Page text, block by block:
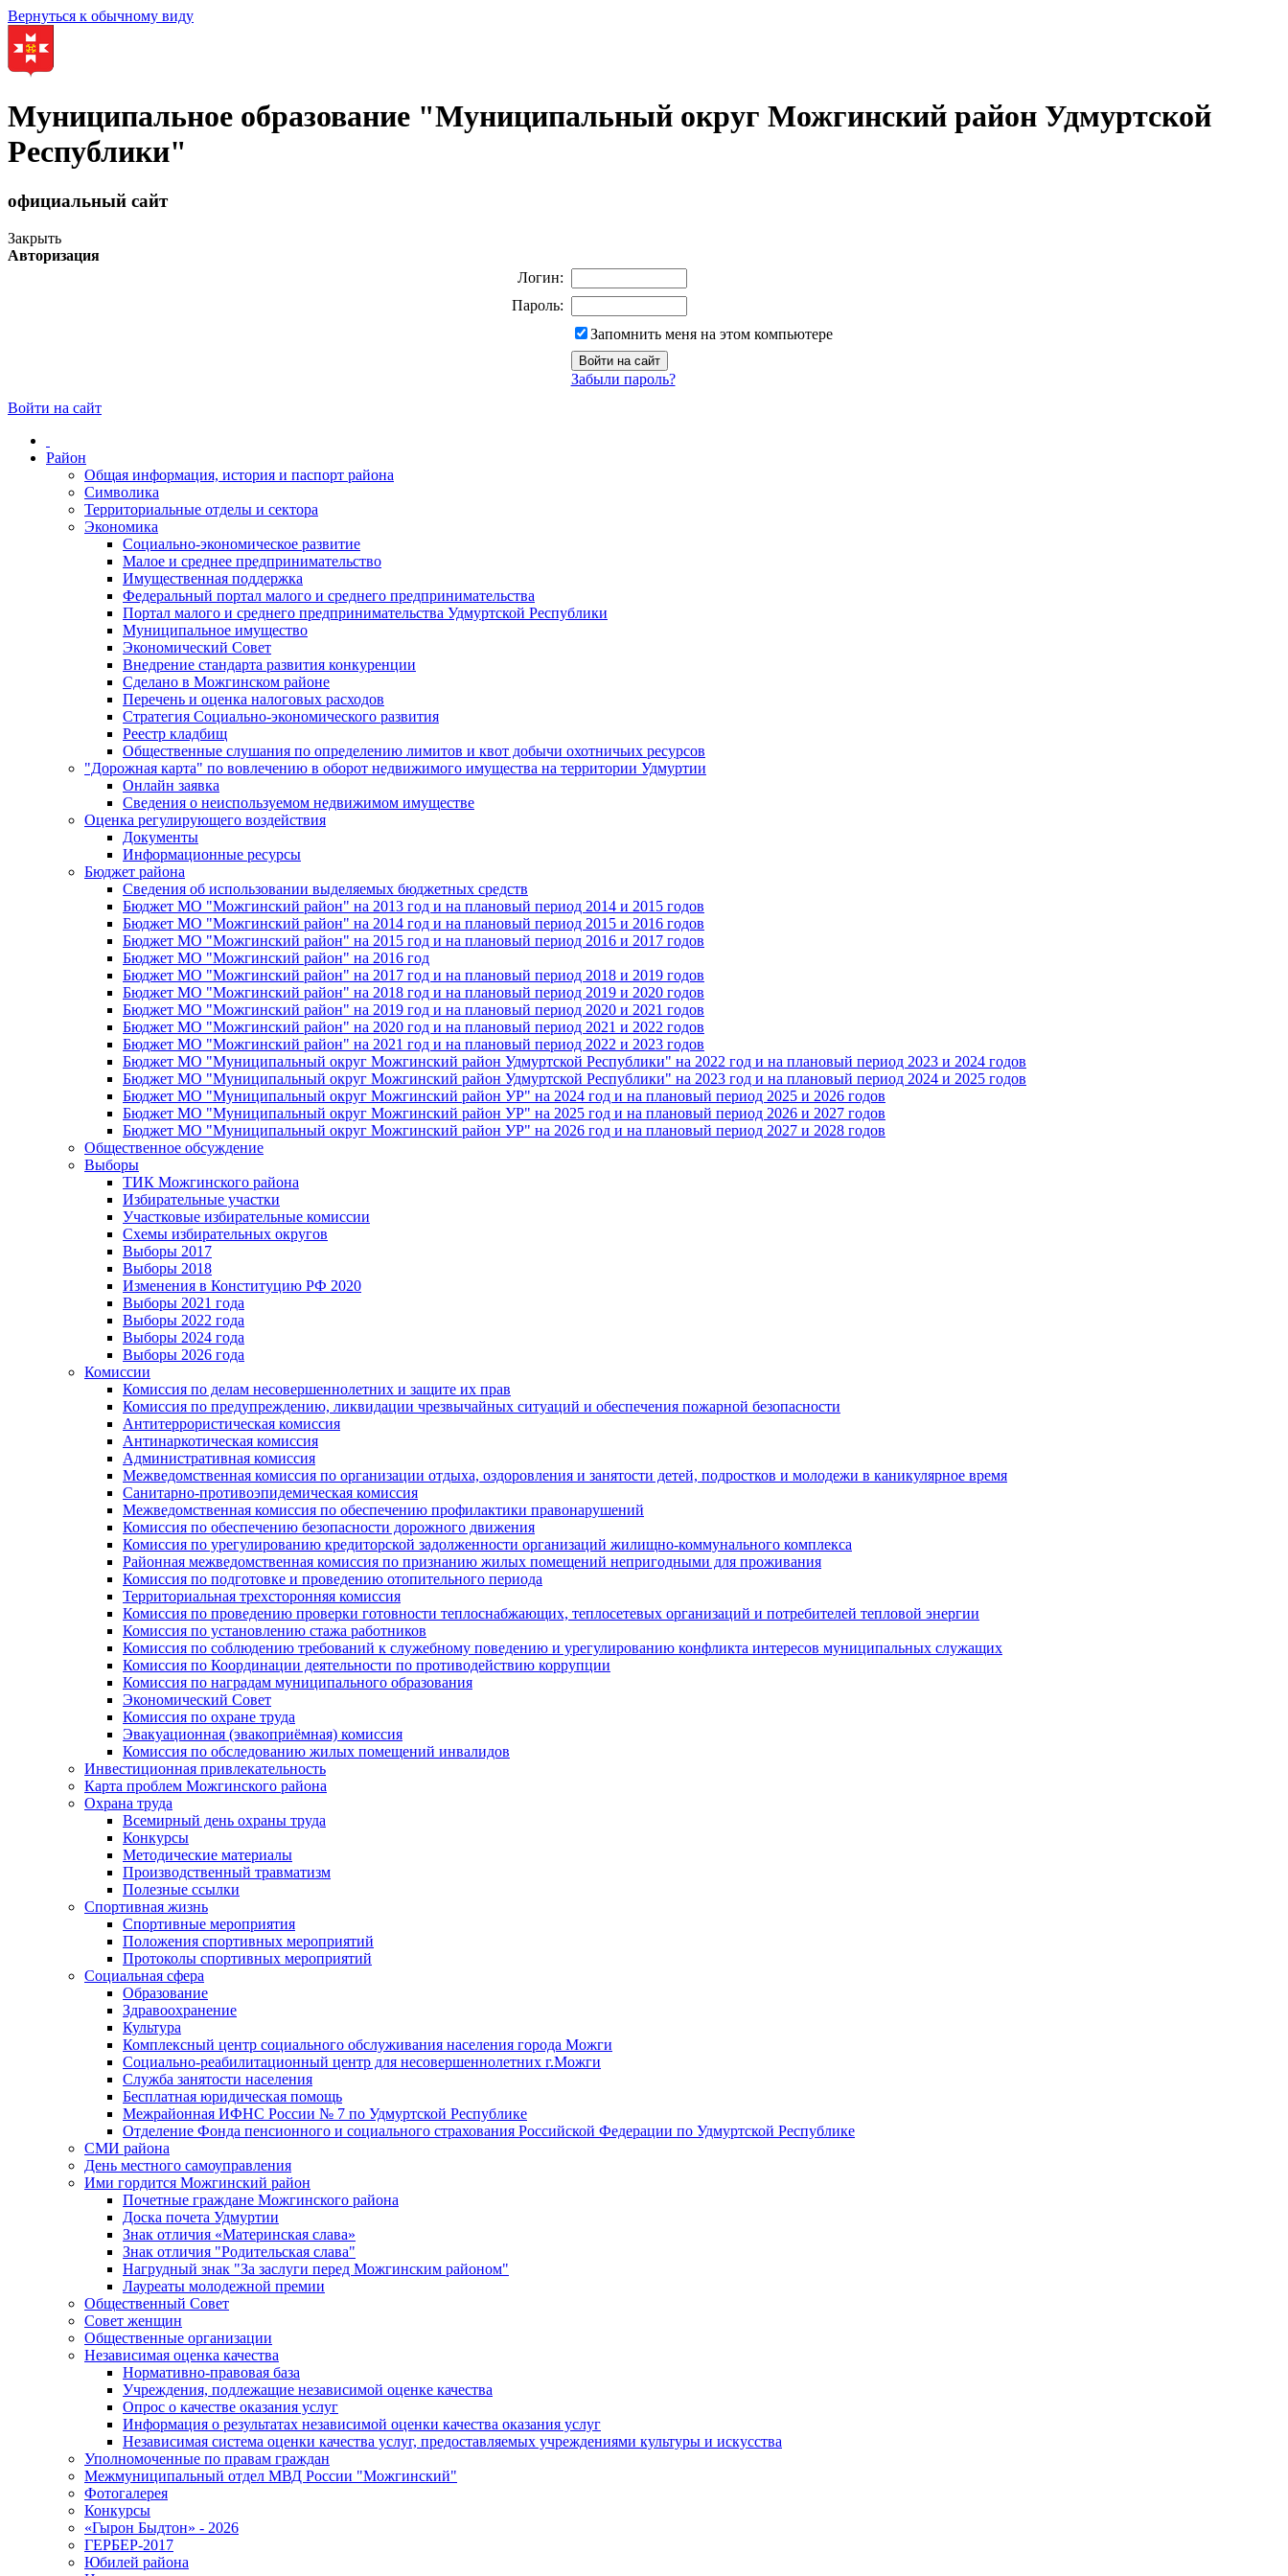
Вернуться к обычному виду
Муниципальное образование "Муниципальный округ Можгинский район Удмуртской
Республики"
официальный сайт
Закрыть
Авторизация
Логин:
Пароль:
Запомнить меня на этом компьютере
Забыли пароль?
Войти на сайт
Район
Общая информация, история и паспорт района
Символика
Территориальные отделы и сектора
Экономика
Социально-экономическое развитие
Малое и среднее предпринимательство
Имущественная поддержка
Федеральный портал малого и среднего предпринимательства
Портал малого и среднего предпринимательства Удмуртской Республики
Муниципальное имущество
Экономический Совет
Внедрение стандарта развития конкуренции
Сделано в Можгинском районе
Перечень и оценка налоговых расходов
Стратегия Социально-экономического развития
Реестр кладбищ
Общественные слушания по определению лимитов и квот добычи охотничьих ресурсов
"Дорожная карта" по вовлечению в оборот недвижимого имущества на территории Удмуртии
Онлайн заявка
Сведения о неиспользуемом недвижимом имуществе
Оценка регулирующего воздействия
Документы
Информационные ресурсы
Бюджет района
Сведения об использовании выделяемых бюджетных средств
Бюджет МО "Можгинский район" на 2013 год и на плановый период 2014 и 2015 годов
Бюджет МО "Можгинский район" на 2014 год и на плановый период 2015 и 2016 годов
Бюджет МО "Можгинский район" на 2015 год и на плановый период 2016 и 2017 годов
Бюджет МО "Можгинский район" на 2016 год
Бюджет МО "Можгинский район" на 2017 год и на плановый период 2018 и 2019 годов
Бюджет МО "Можгинский район" на 2018 год и на плановый период 2019 и 2020 годов
Бюджет МО "Можгинский район" на 2019 год и на плановый период 2020 и 2021 годов
Бюджет МО "Можгинский район" на 2020 год и на плановый период 2021 и 2022 годов
Бюджет МО "Можгинский район" на 2021 год и на плановый период 2022 и 2023 годов
Бюджет МО "Муниципальный округ Можгинский район Удмуртской Республики" на 2022 год и на плановый период 2023 и 2024 годов
Бюджет МО "Муниципальный округ Можгинский район Удмуртской Республики" на 2023 год и на плановый период 2024 и 2025 годов
Бюджет МО "Муниципальный округ Можгинский район УР" на 2024 год и на плановый период 2025 и 2026 годов
Бюджет МО "Муниципальный округ Можгинский район УР" на 2025 год и на плановый период 2026 и 2027 годов
Бюджет МО "Муниципальный округ Можгинский район УР" на 2026 год и на плановый период 2027 и 2028 годов
Общественное обсуждение
Выборы
ТИК Можгинского района
Избирательные участки
Участковые избирательные комиссии
Схемы избирательных округов
Выборы 2017
Выборы 2018
Изменения в Конституцию РФ 2020
Выборы 2021 года
Выборы 2022 года
Выборы 2024 года
Выборы 2026 года
Комиссии
Комиссия по делам несовершеннолетних и защите их прав
Комиссия по предупреждению, ликвидации чрезвычайных ситуаций и обеспечения пожарной безопасности
Антитеррористическая комиссия
Антинаркотическая комиссия
Административная комиссия
Межведомственная комиссия по организации отдыха, оздоровления и занятости детей, подростков и молодежи в каникулярное время
Санитарно-противоэпидемическая комиссия
Межведомственная комиссия по обеспечению профилактики правонарушений
Комиссия по обеспечению безопасности дорожного движения
Комиссия по урегулированию кредиторской задолженности организаций жилищно-коммунального комплекса
Районная межведомственная комиссия по признанию жилых помещений непригодными для проживания
Комиссия по подготовке и проведению отопительного периода
Территориальная трехсторонняя комиссия
Комиссия по проведению проверки готовности теплоснабжающих, теплосетевых организаций и потребителей тепловой энергии
Комиссия по установлению стажа работников
Комиссия по соблюдению требований к служебному поведению и урегулированию конфликта интересов муниципальных служащих
Комиссия по Координации деятельности по противодействию коррупции
Комиссия по наградам муниципального образования
Экономический Совет
Комиссия по охране труда
Эвакуационная (эвакоприёмная) комиссия
Комиссия по обследованию жилых помещений инвалидов
Инвестиционная привлекательность
Карта проблем Можгинского района
Охрана труда
Всемирный день охраны труда
Конкурсы
Методические материалы
Производственный травматизм
Полезные ссылки
Спортивная жизнь
Спортивные мероприятия
Положения спортивных мероприятий
Протоколы спортивных мероприятий
Социальная сфера
Образование
Здравоохранение
Культура
Комплексный центр социального обслуживания населения города Можги
Социально-реабилитационный центр для несовершеннолетних г.Можги
Служба занятости населения
Бесплатная юридическая помощь
Межрайонная ИФНС России № 7 по Удмуртской Республике
Отделение Фонда пенсионного и социального страхования Российской Федерации по Удмуртской Республике
СМИ района
День местного самоуправления
Ими гордится Можгинский район
Почетные граждане Можгинского района
Доска почета Удмуртии
Знак отличия «Материнская слава»
Знак отличия "Родительская слава"
Нагрудный знак "За заслуги перед Можгинским районом"
Лауреаты молодежной премии
Общественный Совет
Совет женщин
Общественные организации
Независимая оценка качества
Нормативно-правовая база
Учреждения, подлежащие независимой оценке качества
Опрос о качестве оказания услуг
Информация о результатах независимой оценки качества оказания услуг
Независимая система оценки качества услуг, предоставляемых учреждениями культуры и искусства
Уполномоченные по правам граждан
Межмуниципальный отдел МВД России "Можгинский"
Фотогалерея
Конкурсы
«Гырон Быдтон» - 2026
ГЕРБЕР-2017
Юбилей района